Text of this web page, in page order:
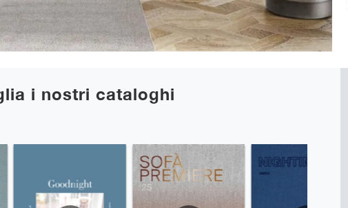
i nostri cataloghi